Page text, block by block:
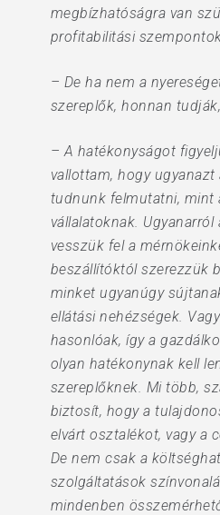
megbízhatóságra van
profitabilitási
– De ha nem a
szereplők, honnan
– A hatékonyságot
vallottam, hogy
tudnunk felmutatni, mint
vállalatoknak.
vesszük fel a
beszállítóktól szerezzük
minket ugyanúgy
ellátási nehézségek.
hasonlóak, így a
olyan hatékonynak kell
szereplőknek. Mi több,
biztosít, hogy a
elvárt osztalékot, vagy a
De nem csak a
szolgáltatások
mindenben